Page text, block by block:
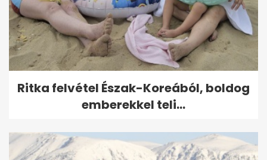
Ritka felvétel Észak-Koreából, boldog
emberekkel teli...